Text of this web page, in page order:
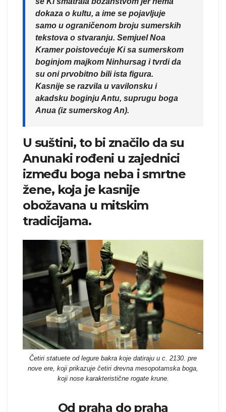
dokaza o kultu, a ime se pojavljuje
samo u ograničenom broju sumerskih
tekstova o stvaranju. Semjuel Noa
Kramer poistovećuje Ki sa sumerskom
boginjom majkom Ninhursag i tvrdi da
su oni prvobitno bili ista figura.
Kasnije se razvila u vavilonsku i
akadsku boginju Antu, suprugu boga
Anua (iz sumerskog An).
U suštini, to bi značilo da su
Anunaki rođeni u zajednici
između boga neba i smrtne
žene, koja je kasnije
obožavana u mitskim
tradicijama.
Četiri statuete od legure bakra koje datiraju u c. 2130. pre
nove ere, koji prikazuje četiri drevna mesopotamska boga,
koji nose karakteristične rogate krune.
Od praha do praha